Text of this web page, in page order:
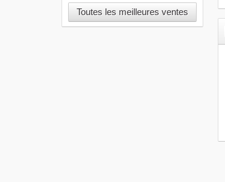
Toutes les meilleures ventes